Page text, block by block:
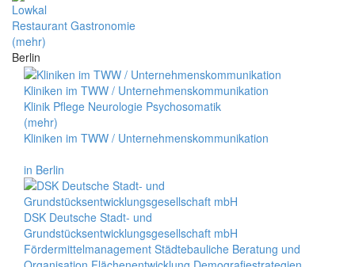
Lowkal
Restaurant Gastronomie
(mehr)
Berlin
Kliniken im TWW / Unternehmenskommunikation
Klinik Pflege Neurologie Psychosomatik
(mehr)
Kliniken im TWW / Unternehmenskommunikation
in Berlin
DSK Deutsche Stadt- und
Grundstücksentwicklungsgesellschaft mbH
Fördermittelmanagement Städtebauliche Beratung und